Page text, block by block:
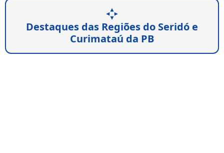
Destaques das Regiões do Seridó e
Curimataú da PB